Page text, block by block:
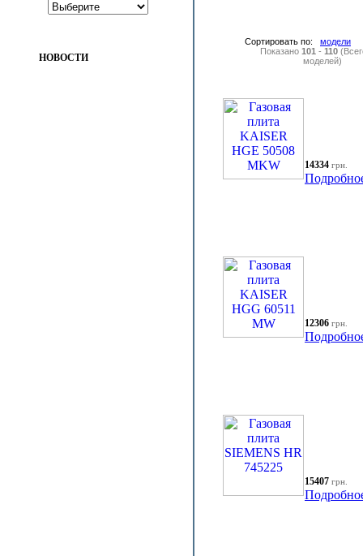
НОВОСТИ
Сортировать по: модели
Показано 101 - 110
моделей)
14334 грн.
12306 грн.
15407 грн.